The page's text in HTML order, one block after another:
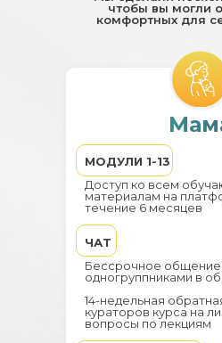
чтобы вы могли
комфортных для
МОДУЛИ 1-13
Доступ ко всем
материалам на
течение 6 месяцев
ЧАТ
Бессрочное общение
одногруппниками в
14-недельная
кураторов курса на
вопросы по лекциям